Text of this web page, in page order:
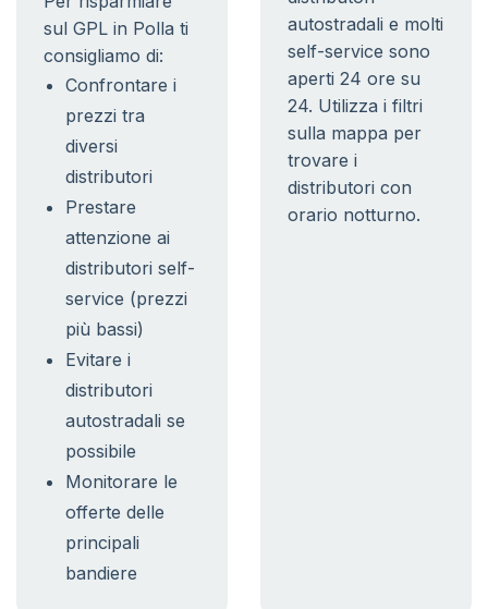
sul GPL in Polla ti
consigliamo di:
Confrontare i
prezzi tra
diversi
distributori
Prestare
attenzione ai
distributori self-
service (prezzi
più bassi)
Evitare i
distributori
autostradali se
possibile
Monitorare le
offerte delle
principali
bandiere
autostradali e molti
self-service sono
aperti 24 ore su
24. Utilizza i filtri
sulla mappa per
trovare i
distributori con
orario notturno.